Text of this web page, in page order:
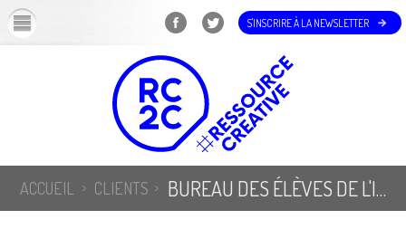
S'INSCRIRE À LA NEWSLETTER
ACCUEIL CLIENTS BUREAU DES ÉLÈVES DE L'INSA VAL DE LOIRE // UN SITE INTERNET POUR ACCOMPAGNER LA VIE ÉTUDIANTE